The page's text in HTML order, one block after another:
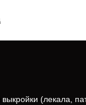
(лeкала,